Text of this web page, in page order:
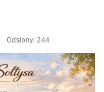
Odsłony: 244